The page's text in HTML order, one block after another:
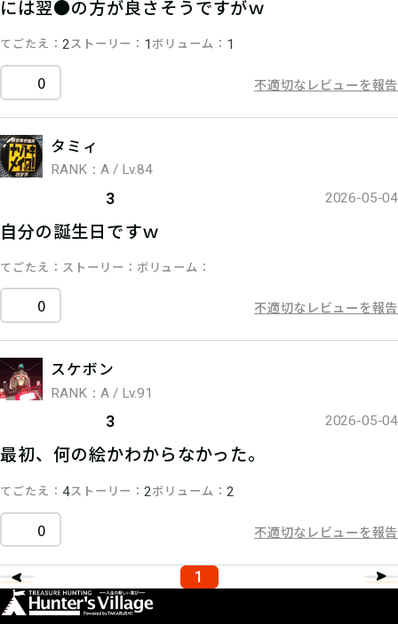
には翌●の方が良さそうですがｗ
てごたえ 2ストーリー 1 ボリューム 1
0 不適切なレビューを報告
タミィ
RANK：A / Lv.84
3 2026-05-04
自分の誕生日ですｗ
てごたえ ストーリー ボリューム
0 不適切なレビューを報告
スケボン
RANK：A / Lv.91
3 2026-05-04
最初、何の絵かわからなかった。
てごたえ 4ストーリー 2ボリューム 2
0 不適切なレビューを報告
1